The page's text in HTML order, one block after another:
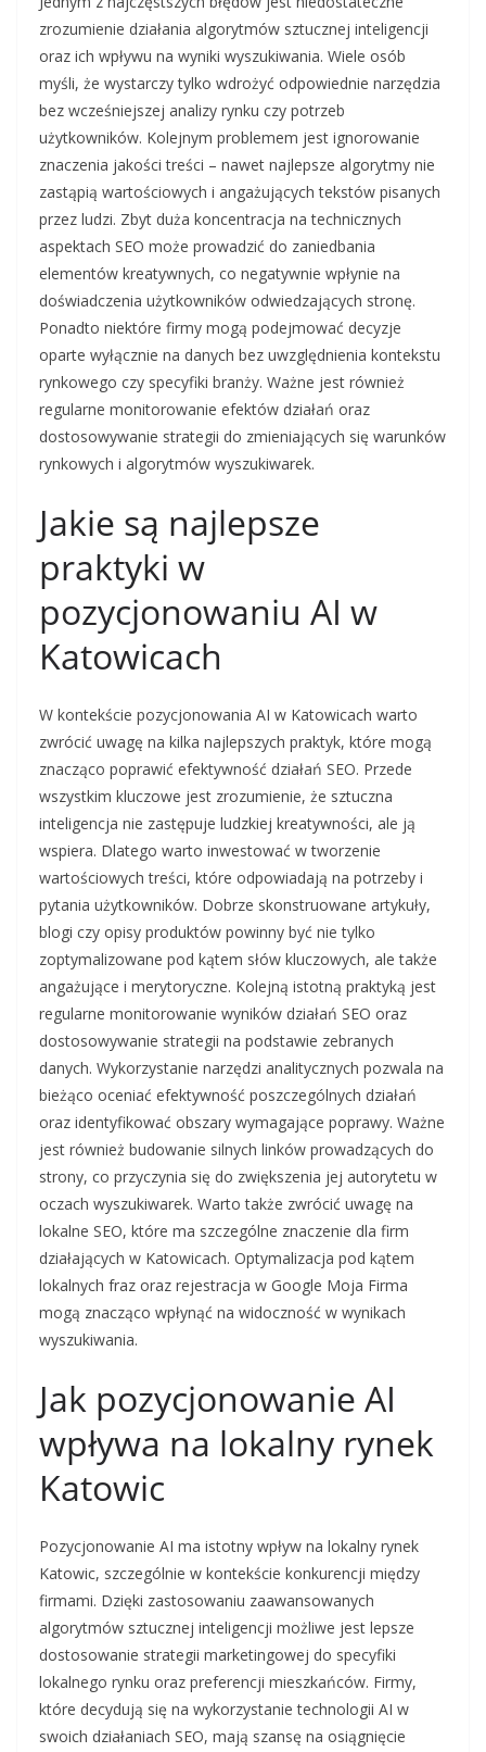
zrozumienie działania algorytmów sztucznej inteligencji
oraz ich wpływu na wyniki wyszukiwania. Wiele osób
myśli, że wystarczy tylko wdrożyć odpowiednie narzędzia
bez wcześniejszej analizy rynku czy potrzeb
użytkowników. Kolejnym problemem jest ignorowanie
znaczenia jakości treści – nawet najlepsze algorytmy nie
zastąpią wartościowych i angażujących tekstów pisanych
przez ludzi. Zbyt duża koncentracja na technicznych
aspektach SEO może prowadzić do zaniedbania
elementów kreatywnych, co negatywnie wpłynie na
doświadczenia użytkowników odwiedzających stronę.
Ponadto niektóre firmy mogą podejmować decyzje
oparte wyłącznie na danych bez uwzględnienia kontekstu
rynkowego czy specyfiki branży. Ważne jest również
regularne monitorowanie efektów działań oraz
dostosowywanie strategii do zmieniających się warunków
rynkowych i algorytmów wyszukiwarek.
Jakie są najlepsze
praktyki w
pozycjonowaniu AI w
Katowicach
W kontekście pozycjonowania AI w Katowicach warto
zwrócić uwagę na kilka najlepszych praktyk, które mogą
znacząco poprawić efektywność działań SEO. Przede
wszystkim kluczowe jest zrozumienie, że sztuczna
inteligencja nie zastępuje ludzkiej kreatywności, ale ją
wspiera. Dlatego warto inwestować w tworzenie
wartościowych treści, które odpowiadają na potrzeby i
pytania użytkowników. Dobrze skonstruowane artykuły,
blogi czy opisy produktów powinny być nie tylko
zoptymalizowane pod kątem słów kluczowych, ale także
angażujące i merytoryczne. Kolejną istotną praktyką jest
regularne monitorowanie wyników działań SEO oraz
dostosowywanie strategii na podstawie zebranych
danych. Wykorzystanie narzędzi analitycznych pozwala na
bieżąco oceniać efektywność poszczególnych działań
oraz identyfikować obszary wymagające poprawy. Ważne
jest również budowanie silnych linków prowadzących do
strony, co przyczynia się do zwiększenia jej autorytetu w
oczach wyszukiwarek. Warto także zwrócić uwagę na
lokalne SEO, które ma szczególne znaczenie dla firm
działających w Katowicach. Optymalizacja pod kątem
lokalnych fraz oraz rejestracja w Google Moja Firma
mogą znacząco wpłynąć na widoczność w wynikach
wyszukiwania.
Jak pozycjonowanie AI
wpływa na lokalny rynek
Katowic
Pozycjonowanie AI ma istotny wpływ na lokalny rynek
Katowic, szczególnie w kontekście konkurencji między
firmami. Dzięki zastosowaniu zaawansowanych
algorytmów sztucznej inteligencji możliwe jest lepsze
dostosowanie strategii marketingowej do specyfiki
lokalnego rynku oraz preferencji mieszkańców. Firmy,
które decydują się na wykorzystanie technologii AI w
swoich działaniach SEO, mają szansę na osiągnięcie